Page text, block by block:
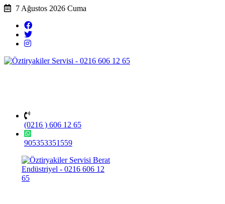
7 Ağustos 2026 Cuma
(0216 ) 606 12 65
905353351559